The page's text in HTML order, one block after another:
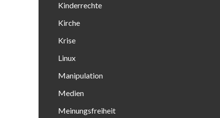
Kinderrechte
Kirche
Krise
Linux
Manipulation
Medien
Meinungsfreiheit